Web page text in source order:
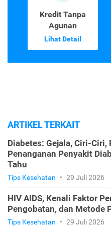
Kredit Tanpa
Agunan
Lihat Detail
ARTIKEL TERKAIT
Diabetes: Gejala, Ciri-Ciri,
Penanganan Penyakit
Tahu
Tips Kesehatan • 29 Juli 2026
HIV AIDS, Kenali Faktor
Pengobatan, dan Metode
Tips Kesehatan • 29 Juli 2026